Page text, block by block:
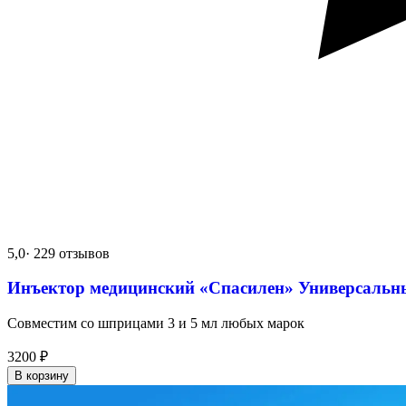
5,0· 229 отзывов
Инъектор медицинский «Спасилен»
Совместим со шприцами 3 и 5 мл любых марок
3200 ₽
В корзину